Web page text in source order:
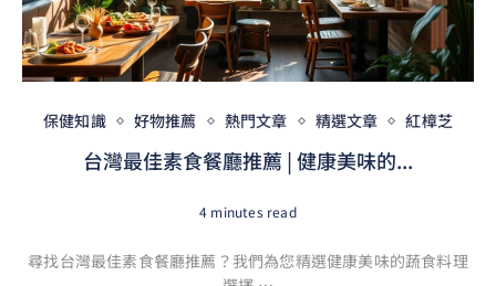
保健知識 好物推薦 熱門文章 精選文章 紅樟芝
台灣最佳素食餐廳推薦 | 健康美味的...
4 minutes read
尋找台灣最佳素食餐廳推薦？我們為您精選健康美味的蔬食料理